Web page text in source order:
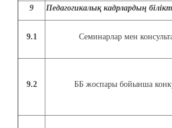
9 Педагогикалық кадрлардың
9.1 Семинарлар мен
9.2 ББ жоспары бойынша